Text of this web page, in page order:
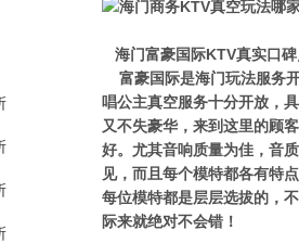
海门富豪国际KTV真实口
富豪国际是海门玩法服务
唱公主真空服务十分开放，
又不失豪华，来到这里的顾
好。尤其音响质量为佳，音
见，而且每个模特都各有特
每位模特都是层层选拔的，
际来就绝对不会错！